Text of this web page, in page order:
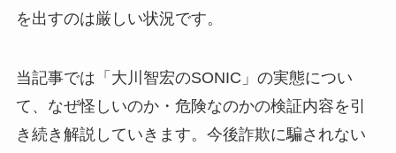
を出すのは厳しい状況です。
当記事では「大川智宏のSONIC」の実態につい
て、なぜ怪しいのか・危険なのかの検証内容を引
き続き解説していきます。今後詐欺に騙されない